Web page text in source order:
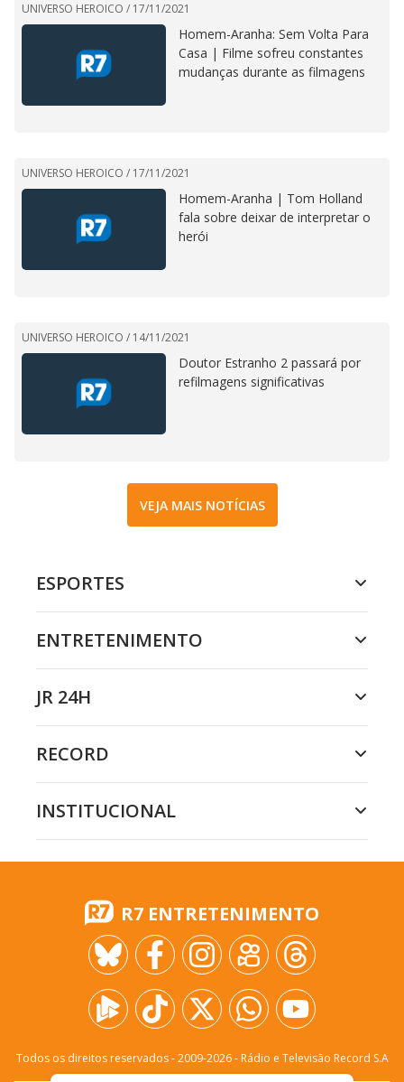
UNIVERSO HEROICO / 17/11/2021
Homem-Aranha: Sem Volta Para
Casa | Filme sofreu constantes
mudanças durante as filmagens
UNIVERSO HEROICO / 17/11/2021
Homem-Aranha | Tom Holland
fala sobre deixar de interpretar o
herói
UNIVERSO HEROICO / 14/11/2021
Doutor Estranho 2 passará por
refilmagens significativas
VEJA MAIS NOTÍCIAS
ESPORTES
ENTRETENIMENTO
JR 24H
RECORD
INSTITUCIONAL
R7 ENTRETENIMENTO
Todos os direitos reservados - 2009-2026- Rádio e Televisão Record S.A